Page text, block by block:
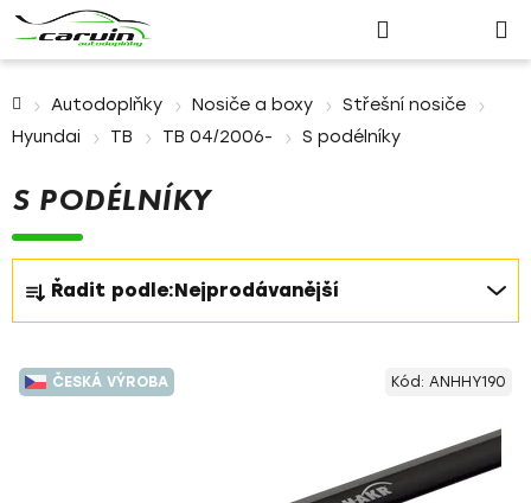
Přihlášení
košík
Autodoplňky Nosiče a boxy
Střešní nosiče
Hyundai
TB TB 04/2006- S podélníky
S PODÉLNÍKY
Ř
a
z
e
n
Řadit podle:Nejprodávanější
V
ý
ČESKÁ VÝROBA Kód: ANHHY190